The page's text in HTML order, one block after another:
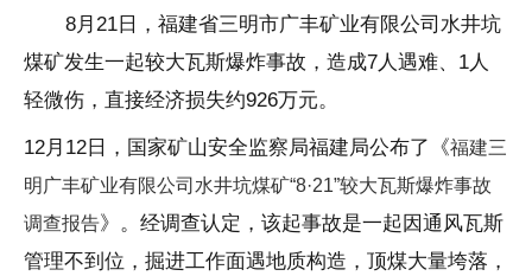
8月21日，福建省三明市广丰矿业有限公司水井坑
煤矿发生一起较大瓦斯爆炸事故，造成7人遇难、1人
轻微伤，直接经济损失约926万元。
12月12日，国家矿山安全监察局福建局公布了《福建三
明广丰矿业有限公司水井坑煤矿“8·21”较大瓦斯爆炸事故
调查报告》。经调查认定，该起事故是一起因通风瓦斯
管理不到位，掘进工作面遇地质构造，顶煤大量垮落，